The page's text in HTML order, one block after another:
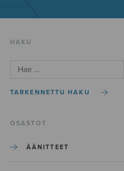
HAKU
TARKENNETTU HAKU
OSASTOT
ÄÄNITTEET